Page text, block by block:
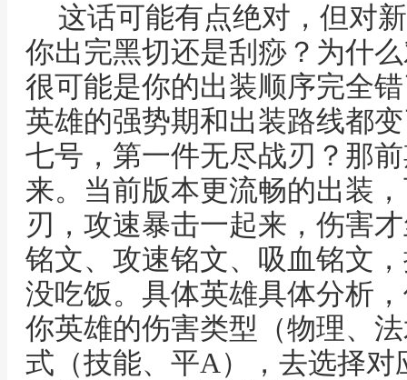
这话可能有点绝对，但对
你出完黑切还是刮痧？为什
很可能是你的出装顺序完全
英雄的强势期和出装路线都
七号，第一件无尽战刃？那
来。当前版本更流畅的出装
刃，攻速暴击一起来，伤害
铭文、攻速铭文、吸血铭文
没吃饭。具体英雄具体分析
你英雄的伤害类型（物理、
式（技能、平A），去选择